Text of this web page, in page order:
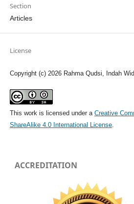
Section
Articles
License
Copyright (c) 2026 Rahma Qudsi, Indah
This work is licensed under a Creative
ShareAlike 4.0 International License.
ACCREDITATION